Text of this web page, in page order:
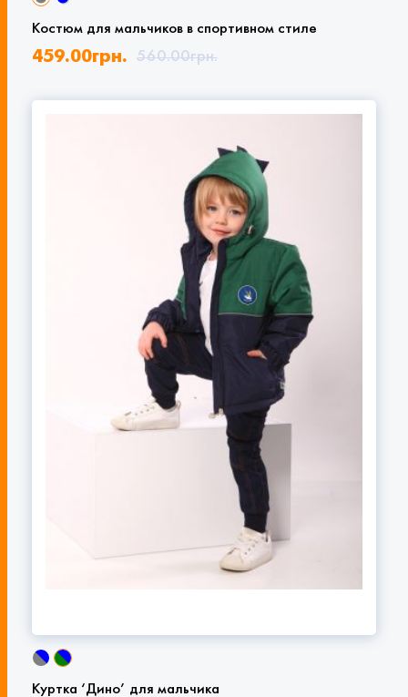
Костюм для мальчиков в спортивном стиле
560.00грн.
459.00грн.
Куртка ‘Дино’ для мальчика